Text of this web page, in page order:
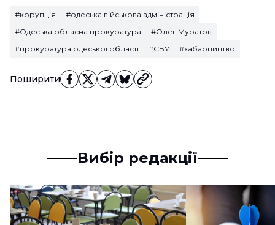
Поширити
#корупція
#одеська військова адміністрація
#Одеська обласна прокуратура
#Олег Муратов
#прокуратура одеської області
#СБУ #хабарництво
Вибір редакції